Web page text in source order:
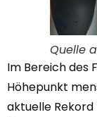
Quelle
Im Bereich des
Höhepunkt
aktuelle